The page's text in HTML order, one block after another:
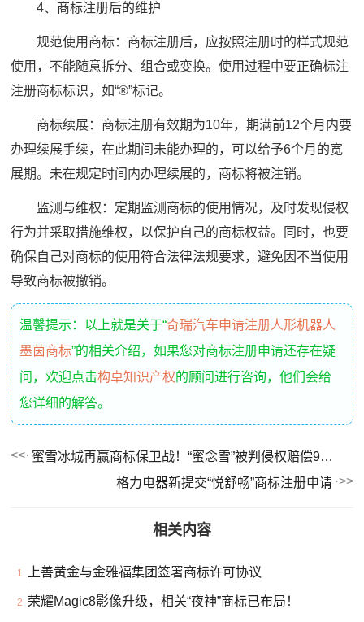
4、商标注册后的维护
规范使用商标：商标注册后，应按照注册时的样式规范
使用，不能随意拆分、组合或变换。使用过程中要正确标注
注册商标标识，如“®”标记。
商标续展：商标注册有效期为10年，期满前12个月内要
办理续展手续，在此期间未能办理的，可以给予6个月的宽
展期。未在规定时间内办理续展的，商标将被注销。
监测与维权：定期监测商标的使用情况，及时发现侵权
行为并采取措施维权，以保护自己的商标权益。同时，也要
确保自己对商标的使用符合法律法规要求，避免因不当使用
导致商标被撤销。
温馨提示：以上就是关于“奇瑞汽车申请注册人形机器人
墨茵商标”的相关介绍，如果您对商标注册申请还存在疑
问，欢迎点击构卓知识产权的顾问进行咨询，他们会给
您详细的解答。
蜜雪冰城再赢商标保卫战！“蜜念雪”被判侵权赔偿94万元
格力电器新提交“悦舒畅”商标注册申请
相关内容
1 上善黄金与金雅福集团签署商标许可协议
2 荣耀Magic8影像升级，相关“夜神”商标已布局！